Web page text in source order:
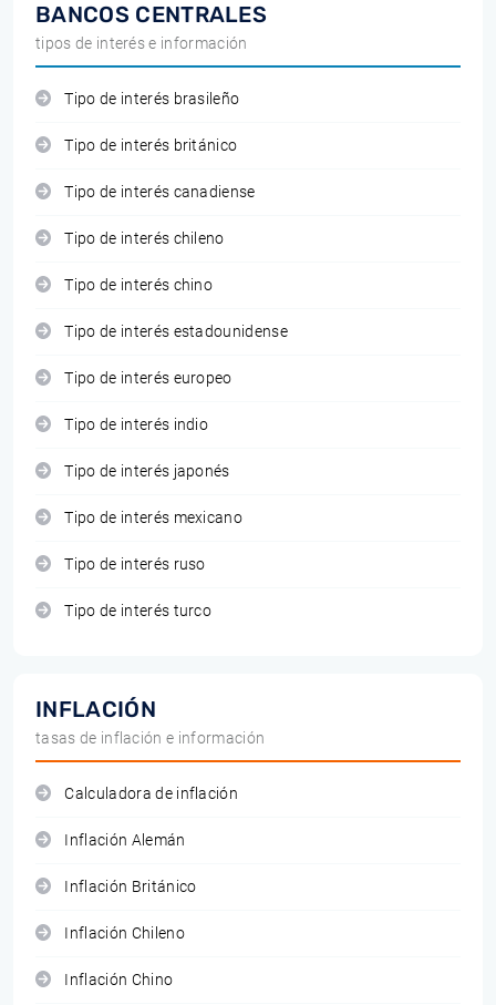
BANCOS CENTRALES
tipos de interés e información
Tipo de interés brasileño
Tipo de interés británico
Tipo de interés canadiense
Tipo de interés chileno
Tipo de interés chino
Tipo de interés estadounidense
Tipo de interés europeo
Tipo de interés indio
Tipo de interés japonés
Tipo de interés mexicano
Tipo de interés ruso
Tipo de interés turco
INFLACIÓN
tasas de inflación e información
Calculadora de inflación
Inflación Alemán
Inflación Británico
Inflación Chileno
Inflación Chino